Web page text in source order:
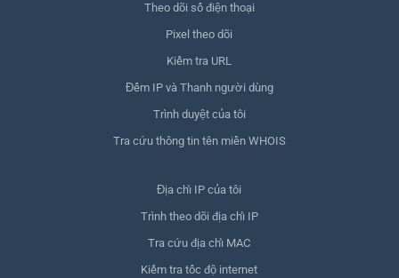
Theo dõi số điện thoại
Pixel theo dõi
Kiểm tra URL
Đếm IP và Thanh người dùng
Trình duyệt của tôi
Tra cứu thông tin tên miền WHOIS
Địa chỉ IP của tôi
Trình theo dõi địa chỉ IP
Tra cứu địa chỉ MAC
Kiểm tra tốc độ internet